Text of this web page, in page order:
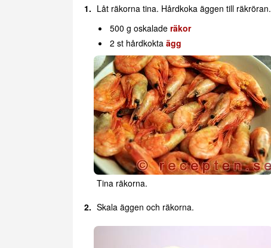
Låt räkorna tina. Hårdkoka äggen till räkröran.
500 g oskaladeräkor
2 st hårdkoktaägg
Tina räkorna.
Skala äggen och räkorna.